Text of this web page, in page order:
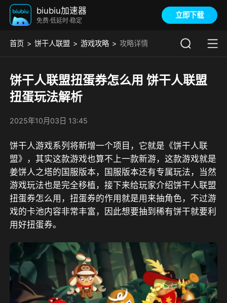
biubiu加速器
免费·低延时·稳定
立即下载
首页 饼干人联盟 游戏攻略 攻略详情
饼干人联盟扭蛋券怎么用 饼干人联盟
扭蛋玩法解析
2025年10月03日 13:45
饼干人游戏系列将新增一个项目，它就是《饼干人联
盟》，其实这款游戏也算不上一款新游，这款游戏就是
姜饼人之塔的国服版本，国服版本还有专属玩法，当然
游戏玩法也是完全移植，接下来给玩家介绍饼干人联盟
扭蛋券怎么用，扭蛋券的作用就是用来抽角色，不过游
戏的卡池内容非常丰富，因此想要抽到稀有饼干就要利
用好扭蛋券。